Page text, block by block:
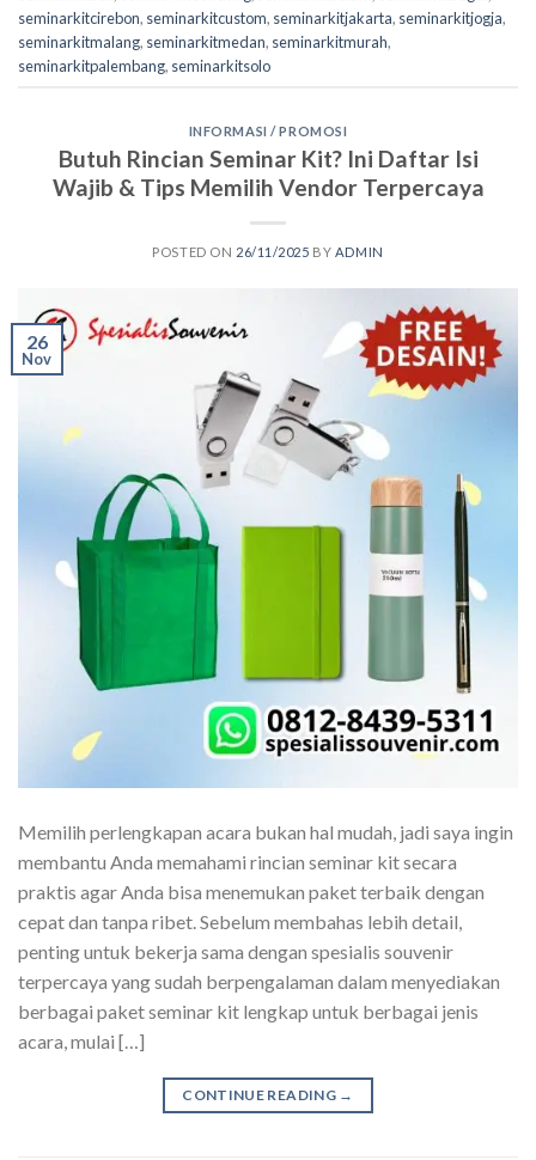
seminarkitcirebon, seminarkitcustom, seminarkitjakarta, seminarkitjogja,
seminarkitmalang, seminarkitmedan, seminarkitmurah,
seminarkitpalembang, seminarkitsolo
INFORMASI / PROMOSI
Butuh Rincian Seminar Kit? Ini Daftar Isi
Wajib & Tips Memilih Vendor Terpercaya
POSTED ON 26/11/2025 BY ADMIN
26
Nov
Memilih perlengkapan acara bukan hal mudah, jadi saya ingin
membantu Anda memahami rincian seminar kit secara
praktis agar Anda bisa menemukan paket terbaik dengan
cepat dan tanpa ribet. Sebelum membahas lebih detail,
penting untuk bekerja sama dengan spesialis souvenir
terpercaya yang sudah berpengalaman dalam menyediakan
berbagai paket seminar kit lengkap untuk berbagai jenis
acara, mulai […]
CONTINUE READING →